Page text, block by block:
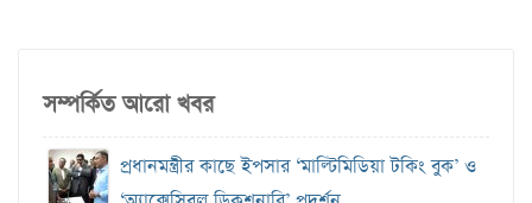
সম্পর্কিত আরো খবর
প্রধানমন্ত্রীর কাছে ইপসার ‘মাল্টিমিডিয়া টকিং বুক’ ও